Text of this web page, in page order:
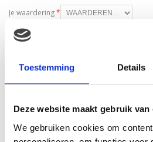
Toestemming Details
Deze website maakt gebruik van
We gebruiken cookies om
Je waardering*
Je beoordeling